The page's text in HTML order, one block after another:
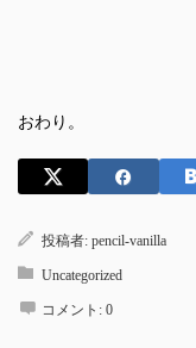
おわり。
投稿者: pencil-vanilla
Uncategorized
コメント: 0